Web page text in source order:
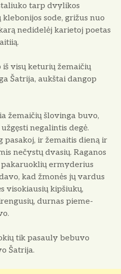
tarp dvylikos
sode, grižus nuo
nedidelėj karietoj poetas
visų keturių žemaičių
Šat­rija, aukštai dangop
žemaičių šlo­vinga buvo,
negalintis degė.
pasakoj, ir žemaitis dieną ir
nečystų dvasių. Ra­ganos
ermyderius
kad žmonės jų vardus
visokiausių kipšiukų,
durnas pieme­
tik pasau­ly bebuvo
Šatrija.